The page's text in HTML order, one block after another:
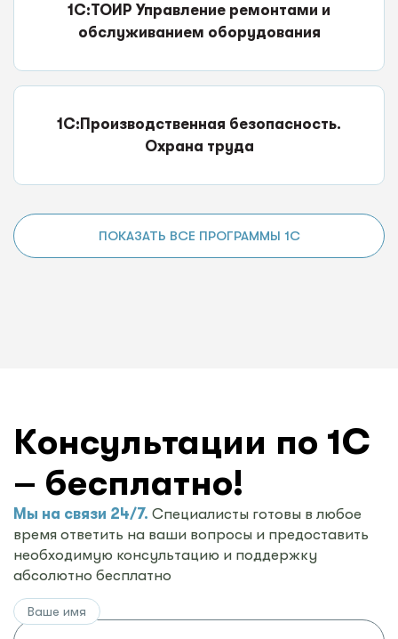
1С:ТОИР Управление ремонтами и
обслуживанием оборудования
1С:Производственная безопасность.
Охрана труда
ПОКАЗАТЬ ВСЕ ПРОГРАММЫ 1С
Консультации по 1С
– бесплатно!
Мы на связи 24/7. Специалисты готовы в любое
время ответить на ваши вопросы и предоставить
необходимую консультацию и поддержку
абсолютно бесплатно
Ваше имя